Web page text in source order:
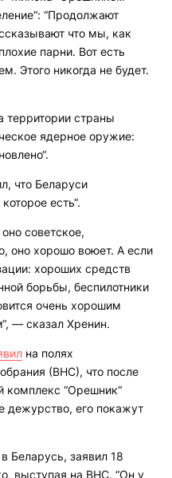
“Продолжают
что мы, как
парни. Вот есть
Этого никогда не будет.
территории страны
ядерное оружие:
что Беларуси
есть“.
советское,
оно хорошо воюет. А если
хороших средств
борьбы, беспилотники
очень хорошим
— сказал Хренин.
на полях
(ВНС), что после
комплекс “Орешник“
дежурство, его покажут
Беларусь, заявил 18
выступая на ВНС. “Он у